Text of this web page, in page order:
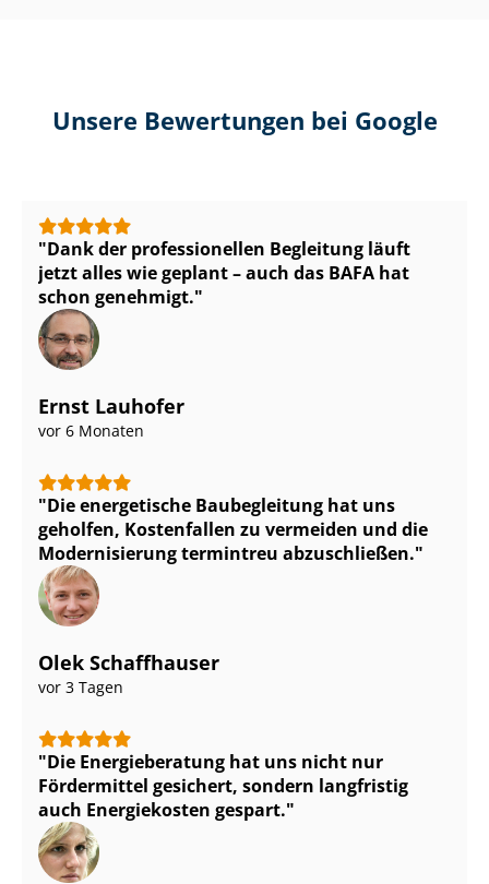
Unsere Bewertungen bei Google
Dank der professionellen Begleitung läuft
jetzt alles wie geplant – auch das BAFA hat
schon genehmigt.
Ernst Lauhofer
vor 6 Monaten
Die energetische Baubegleitung hat uns
geholfen, Kostenfallen zu vermeiden und die
Modernisierung termintreu abzuschließen.
Olek Schaffhauser
vor 3 Tagen
Die Energieberatung hat uns nicht nur
Fördermittel gesichert, sondern langfristig
auch Energiekosten gespart.